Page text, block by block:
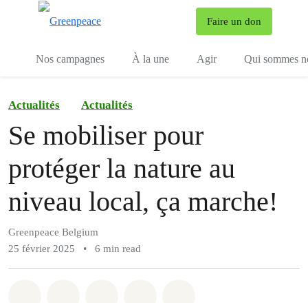
Faire un don
Nos campagnes À la une Agir Qui sommes
Actualités Actualités
Se mobiliser pour
protéger la nature au
niveau local, ça marche!
Greenpeace Belgium
25 février 2025
• 6 min read